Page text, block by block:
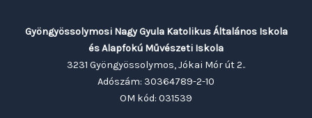
Gyöngyössolymosi Nagy Gyula Katolikus Általános Iskola
és Alapfokú Művészeti Iskola
3231 Gyöngyössolymos, Jókai Mór út 2..
Adószám: 30364789-2-10
OM kód: 031539